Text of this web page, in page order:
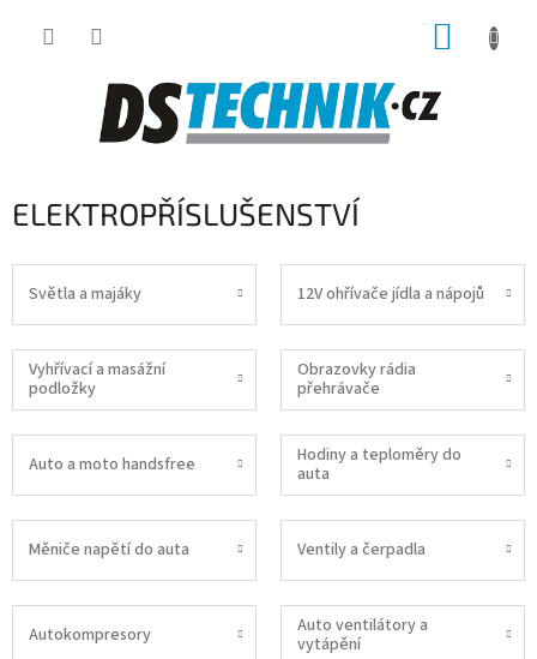
ELEKTROPŘÍSLUŠENSTVÍ
Světla a majáky 12V ohřívače jídla a nápojů
Vyhřívací a masážní
podložky
Obrazovky rádia
přehrávače
Auto a moto handsfree
Hodiny a teploměry do
auta
Měniče napětí do auta Ventily a čerpadla
Autokompresory
Auto ventilátory a
vytápění